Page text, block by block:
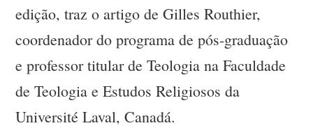
edição, traz o artigo de Gilles Routhier,
coordenador do programa de pós-graduação
e professor titular de Teologia na Faculdade
de Teologia e Estudos Religiosos da
Université Laval, Canadá.